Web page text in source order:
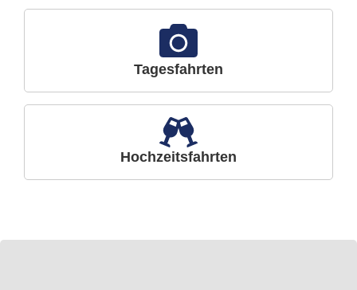
Tagesfahrten
Hochzeitsfahrten